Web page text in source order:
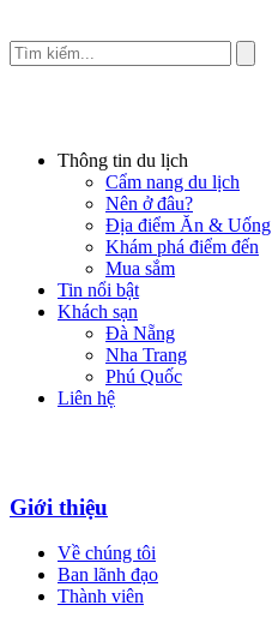
Thông tin du lịch
Cẩm nang du lịch
Nên ở đâu?
Địa điểm Ăn & Uống
Khám phá điểm đến
Mua sắm
Tin nổi bật
Khách sạn
Đà Nẵng
Nha Trang
Phú Quốc
Liên hệ
Giới thiệu
Về chúng tôi
Ban lãnh đạo
Thành viên